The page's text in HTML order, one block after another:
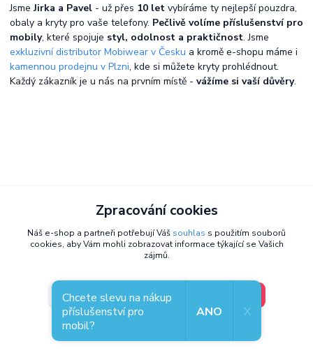
JsmeJirka a Pavel - už přes 10 let vybíráme ty nejlepší pouzdra,
obaly a kryty pro vaše telefony. Pečlivě volíme příslušenství pro
mobily, které spojuje styl, odolnost a praktičnost. Jsme
exkluzivní distributor Mobiwear v Česku a kromě e-shopu máme i
kamennou prodejnu v Plzni, kde si můžete kryty prohlédnout.
Každý zákazník je u nás na prvním místě - vážíme si vaší důvěry.
Zpracování cookies
Náš e-shop a partneři potřebují Váš souhlas s použitím souborů
cookies, aby Vám mohli zobrazovat informace týkající se Vašich
zájmů.
Nastavení V pořádku, jdu si vybrat
Souhlas můžete odmítnout
Chcete slevu na nákup
příslušenství pro
mobil?
ANO X